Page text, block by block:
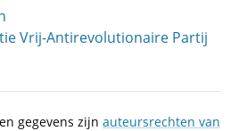
Vrij-Antirevolutionaire Partij
gegevens zijn auteursrechten van